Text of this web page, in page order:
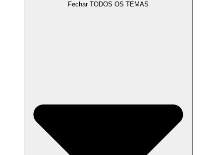
Fechar TODOS OS TEMAS